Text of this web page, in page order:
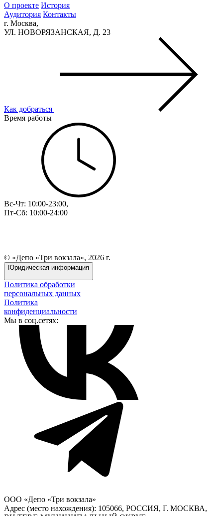
О проекте История
Аудитория Контакты
г. Москва,
УЛ. НОВОРЯЗАНСКАЯ, Д. 23
Как добраться
Время работы
Вс-Чт: 10:00-23:00,
Пт-Сб: 10:00-24:00
© «Депо «Три вокзала», 2026 г.
Юридическая информация
Политика обработки
персональных данных
Политика
конфиденциальности
Мы в соц.сетях:
ООО «Депо «Три вокзала»
Адрес (место нахождения): 105066, РОССИЯ, Г. МОСКВА,